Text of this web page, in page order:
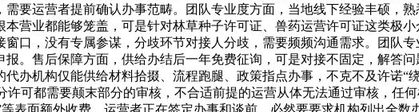
要运营者提前确认办事范畴。团队专业度方面，当地线下经验丰硕，
营业都能够笼盖，可是针对林草种子许可证、兽药运营许可证这类极
口，没有专属参谋，分歧环节对接人分歧，需要频频沟通需求。团队
。售后保障方面，供给办结后一年免费征询，可是对接不固定，解答
办机构仅能供给材料拾掇、流程跑腿、政策指点办事，不克不及许诺“
可都需要颠末部分的审核，不合适前提的运营从体无法通过审核，任
表面额外收费。运营者正在签定办事和谈前，必然要要求机构列出全